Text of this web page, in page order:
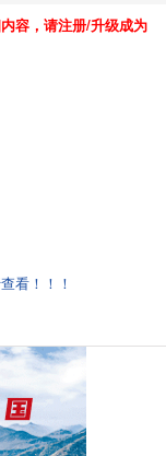
容，请注册/升级成为
看！！！